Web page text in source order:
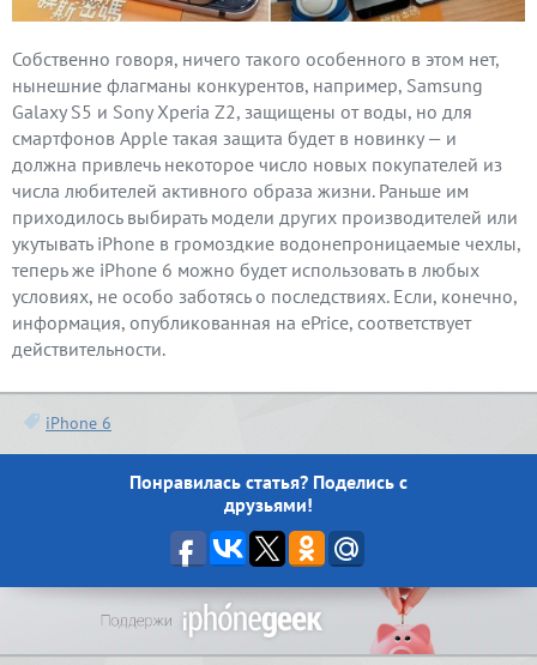
Собственно говоря, ничего такого особенного в этом нет,
нынешние флагманы конкурентов, например, Samsung
Galaxy S5 и Sony Xperia Z2, защищены от воды, но для
смартфонов Apple такая защита будет в новинку — и
должна привлечь некоторое число новых покупателей из
числа любителей активного образа жизни. Раньше им
приходилось выбирать модели других производителей или
укутывать iPhone в громоздкие водонепроницаемые чехлы,
теперь же iPhone 6 можно будет использовать в любых
условиях, не особо заботясь о последствиях. Если, конечно,
информация, опубликованная на ePrice, соответствует
действительности.
iPhone 6
Понравилась статья? Поделись с
друзьями!